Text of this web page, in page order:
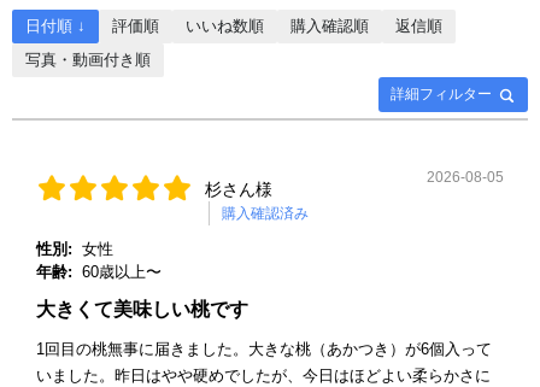
詳細フィルター
日付順 ↓ 評価順 いいね数順 購入確認順
返信順
写真・動画付き順
杉さん様
購入確認済み
2026-08-05
性別: 女性
年齢: 60歳以上〜
大きくて美味しい桃です
1回目の桃無事に届きました。大きな桃（あかつき）が6個入って
いました。昨日はやや硬めでしたが、今日はほどよい柔らかさに